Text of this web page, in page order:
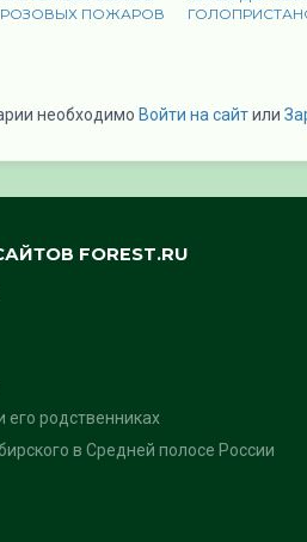
ПОЖАРОВ
необходимо Войти на сайтили
FOREST.RU
его родственниках
в Средней полосе России